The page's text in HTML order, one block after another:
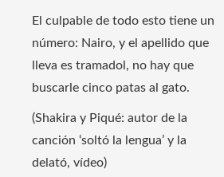
El culpable de todo esto tiene un
número: Nairo, y el apellido que
lleva es tramadol, no hay que
buscarle cinco patas al gato.
(Shakira y Piqué: autor de la
canción ‘soltó la lengua’ y la
delató, vídeo)